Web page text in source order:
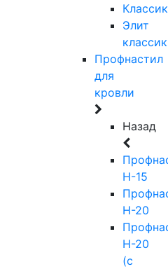
Классик
Элит
классик
Профнастил
для
кровли
Назад
Н-15
Н-20
Н-20
(с